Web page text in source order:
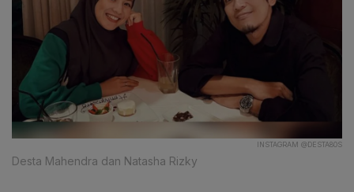
INSTAGRAM @DESTA80S
Desta Mahendra dan Natasha Rizky